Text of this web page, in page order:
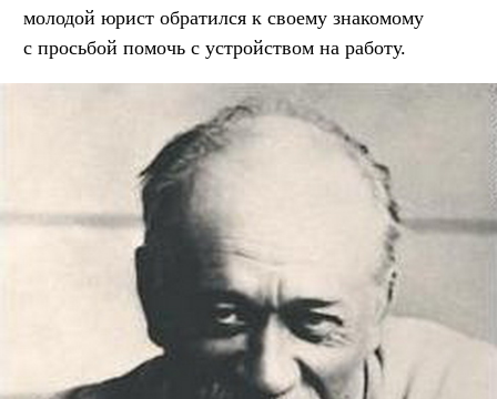
молодой юрист обратился к своему знакомому
с просьбой помочь с устройством на работу.